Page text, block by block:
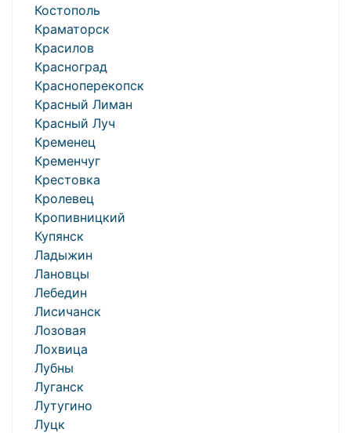
Костополь
Краматорск
Красилов
Красноград
Красноперекопск
Красный Лиман
Красный Луч
Кременец
Кременчуг
Крестовка
Кролевец
Кропивницкий
Купянск
Ладыжин
Лановцы
Лебедин
Лисичанск
Лозовая
Лохвица
Лубны
Луганск
Лутугино
Луцк